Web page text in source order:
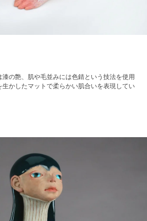
の艶、肌や毛並みには色錆という技法を使用
生かしたマットで柔らかい肌合いを表現してい